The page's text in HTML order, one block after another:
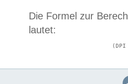
Die Formel zur
lautet: